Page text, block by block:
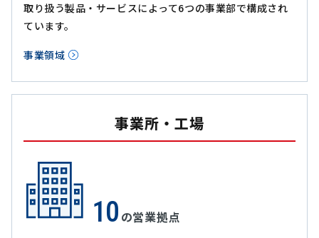
取り扱う製品・サービスによって6つの事業部で構成され
ています。
事業領域
事業所・工場
10 の営業拠点